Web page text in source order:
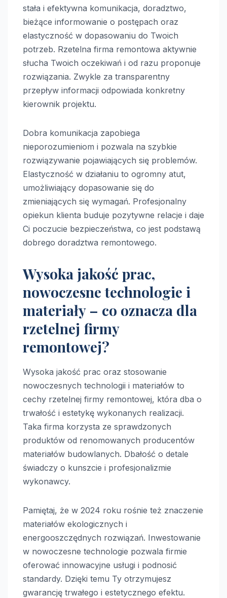
stała i efektywna komunikacja, doradztwo,
bieżące informowanie o postępach oraz
elastyczność w dopasowaniu do Twoich
potrzeb. Rzetelna firma remontowa aktywnie
słucha Twoich oczekiwań i od razu proponuje
rozwiązania. Zwykle za transparentny
przepływ informacji odpowiada konkretny
kierownik projektu.
Dobra komunikacja zapobiega
nieporozumieniom i pozwala na szybkie
rozwiązywanie pojawiających się problemów.
Elastyczność w działaniu to ogromny atut,
umożliwiający dopasowanie się do
zmieniających się wymagań. Profesjonalny
opiekun klienta buduje pozytywne relacje i daje
Ci poczucie bezpieczeństwa, co jest podstawą
dobrego doradztwa remontowego.
Wysoka jakość prac,
nowoczesne technologie i
materiały – co oznacza dla
rzetelnej firmy
remontowej?
Wysoka jakość prac oraz stosowanie
nowoczesnych technologii i materiałów to
cechy rzetelnej firmy remontowej, która dba o
trwałość i estetykę wykonanych realizacji.
Taka firma korzysta ze sprawdzonych
produktów od renomowanych producentów
materiałów budowlanych. Dbałość o detale
świadczy o kunszcie i profesjonalizmie
wykonawcy.
Pamiętaj, że w 2024 roku rośnie też znaczenie
materiałów ekologicznych i
energooszczędnych rozwiązań. Inwestowanie
w nowoczesne technologie pozwala firmie
oferować innowacyjne usługi i podnosić
standardy. Dzięki temu Ty otrzymujesz
gwarancję trwałego i estetycznego efektu.